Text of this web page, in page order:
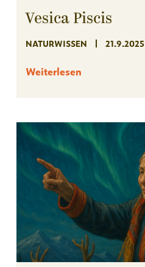
Vesica Piscis
NATURWISSEN 21.9.2025
Weiterlesen